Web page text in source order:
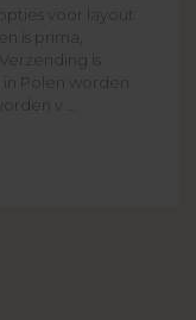
voor layout
is prima,
is
Polen worden
v ...